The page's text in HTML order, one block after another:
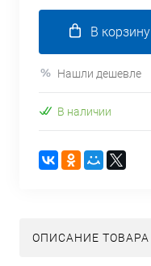
В корзину
Нашли дешевле
В наличии
ОПИСАНИЕ ТОВАРА